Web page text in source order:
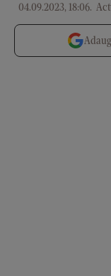
04.09.2023, 18:06.